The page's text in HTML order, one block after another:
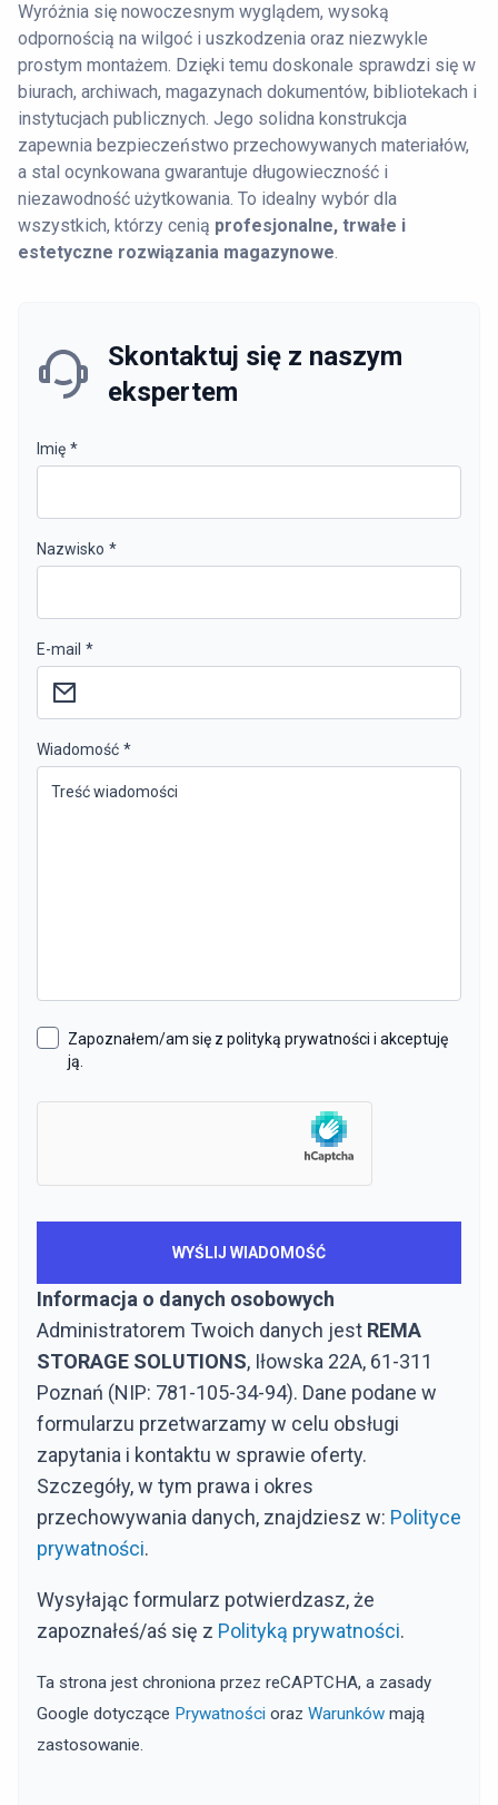
Wyróżnia się nowoczesnym wyglądem, wysoką
odpornością na wilgoć i uszkodzenia oraz niezwykle
prostym montażem. Dzięki temu doskonale sprawdzi się w
biurach, archiwach, magazynach dokumentów, bibliotekach i
instytucjach publicznych. Jego solidna konstrukcja
zapewnia bezpieczeństwo przechowywanych materiałów,
a stal ocynkowana gwarantuje długowieczność i
niezawodność użytkowania. To idealny wybór dla
wszystkich, którzy cenią profesjonalne, trwałe i
estetyczne rozwiązania magazynowe.
Skontaktuj się z naszym
ekspertem
Imię *
Nazwisko *
E-mail *
Wiadomość *
Zapoznałem/am się z polityką prywatności i akceptuję
ją.
Informacja o danych osobowych
Administratorem Twoich danych jest REMA
STORAGE SOLUTIONS, Iłowska 22A, 61-311
Poznań (NIP: 781-105-34-94). Dane podane w
formularzu przetwarzamy w celu obsługi
zapytania i kontaktu w sprawie oferty.
Szczegóły, w tym prawa i okres
przechowywania danych, znajdziesz w: Polityce
prywatności.
Wysyłając formularz potwierdzasz, że
zapoznałeś/aś się z Polityką prywatności.
Ta strona jest chroniona przez reCAPTCHA, a zasady
Google dotyczące Prywatności oraz Warunków mają
zastosowanie.